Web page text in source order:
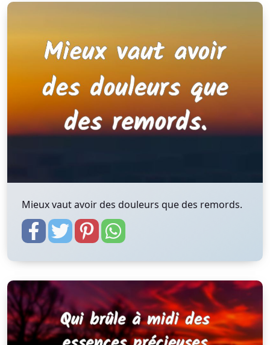
Mieux vaut avoir des douleurs que des remords.